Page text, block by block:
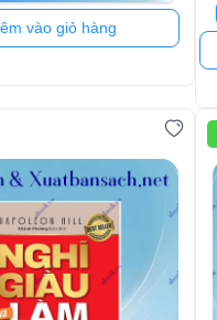
Còn hàng
vào giỏ hàng